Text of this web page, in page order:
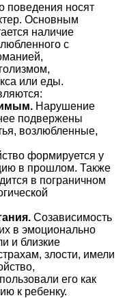
поведения носят
Основным
наличие
с
или еды.
Нарушение
подвержены
возлюбленные,
формируется у
в прошлом. Также
в пограничном
Созависимость
в эмоционально
и близкие
злости, имели
его как
к ребенку.